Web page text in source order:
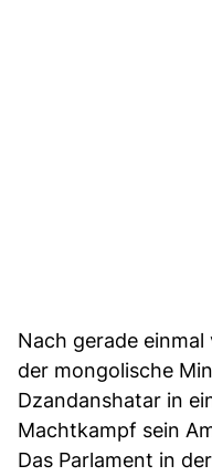
Nach gerade
der mongolische
Dzandanshatar in
Machtkampf sein
Das Parlament in